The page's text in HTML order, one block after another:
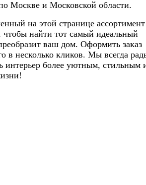
Москве и Московской области.
на этой странице ассортимент
чтобы найти тот самый идеальный
ваш дом. Оформить заказ
в несколько кликов. Мы всегда
интерьер более уютным, стильным